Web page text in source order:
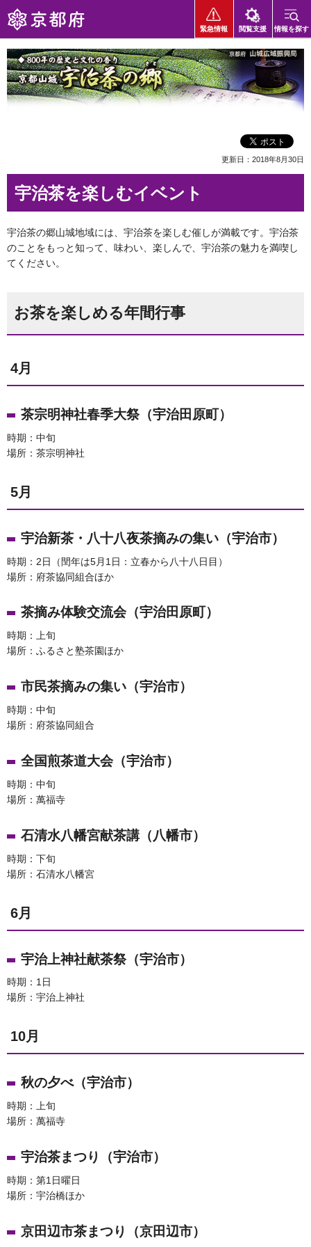
京都府
緊急情報 閲覧支援 情報を探す
更新日：2018年8月30日
宇治茶を楽しむイベント
宇治茶の郷山城地域には、宇治茶を楽しむ催しが満載です。宇治茶
のことをもっと知って、味わい、楽しんで、宇治茶の魅力を満喫し
てください。
お茶を楽しめる年間行事
4月
茶宗明神社春季大祭（宇治田原町）
時期：中旬
場所：茶宗明神社
5月
宇治新茶・八十八夜茶摘みの集い（宇治市）
時期：2日（閏年は5月1日：立春から八十八日目）
場所：府茶協同組合ほか
茶摘み体験交流会（宇治田原町）
時期：上旬
場所：ふるさと塾茶園ほか
市民茶摘みの集い（宇治市）
時期：中旬
場所：府茶協同組合
全国煎茶道大会（宇治市）
時期：中旬
場所：萬福寺
石清水八幡宮献茶講（八幡市）
時期：下旬
場所：石清水八幡宮
6月
宇治上神社献茶祭（宇治市）
時期：1日
場所：宇治上神社
10月
秋の夕べ（宇治市）
時期：上旬
場所：萬福寺
宇治茶まつり（宇治市）
時期：第1日曜日
場所：宇治橋ほか
京田辺市茶まつり（京田辺市）